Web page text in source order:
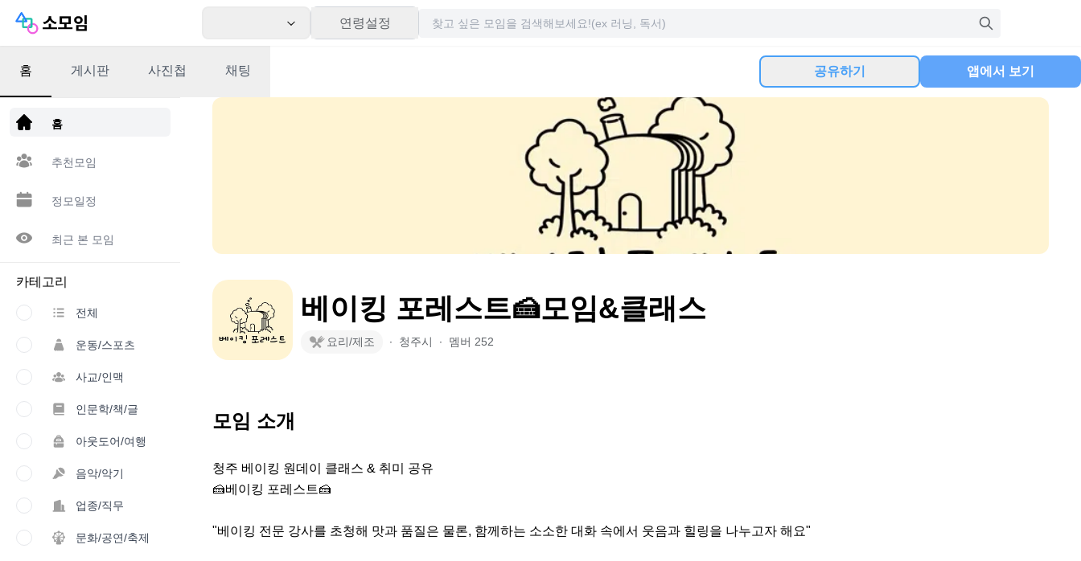
연령설정
앱 다운로드
홈
추천모임
정모일정
최근 본 모임
카테고리
전체
운동/스포츠
사교/인맥
인문학/책/글
아웃도어/여행
음악/악기
업종/직무
문화/공연/축제
홈 게시판 사진첩 채팅 공유하기 앱에서 보기
베이킹 포레스트🍰모임&클래스
요리/제조 ∙ 청주시 ∙ 멤버 252
모임 소개
청주 베이킹 원데이 클래스 & 취미 공유
🍰베이킹 포레스트🍰
"베이킹 전문 강사를 초청해 맛과 품질은 물론, 함께하는 소소한 대화 속에서 웃음과 힐링을 나누고자 해요"